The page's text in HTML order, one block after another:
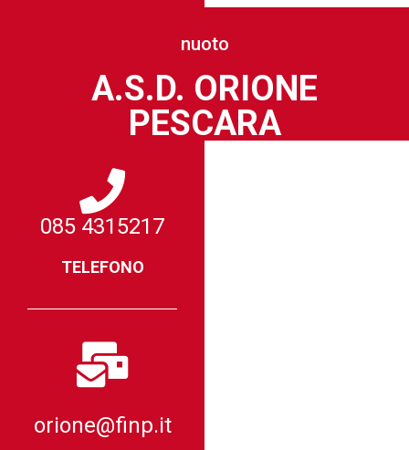
nuoto
A.S.D. ORIONE
PESCARA
085 4315217
TELEFONO
orione@finp.it